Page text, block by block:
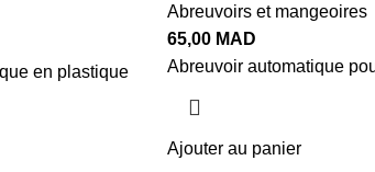
en plastique
Abreuvoirs et mangeoires
65,00 MAD
Abreuvoir automatique
Ajouter au panier